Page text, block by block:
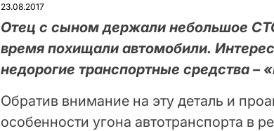
23.08.2017
Отец с сыном держали небольшое
время похищали автомобили.
недорогие транспортные средства
Обратив внимание на эту деталь и
особенности угона автотранспорта в